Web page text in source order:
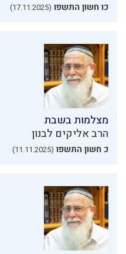
כו חשון התשפו (17.11.2025)
מצלמות בשבת
הרב אליקים לבנון
כ חשון התשפו (11.11.2025)